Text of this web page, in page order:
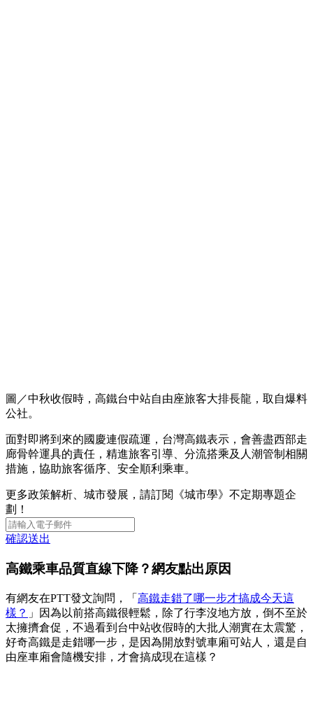
圖／中秋收假時，高鐵台中站自由座旅客大排長龍，取自爆料
公社。
面對即將到來的國慶連假疏運，台灣高鐵表示，會善盡西部走
廊骨幹運具的責任，精進旅客引導、分流搭乘及人潮管制相關
措施，協助旅客循序、安全順利乘車。
更多政策解析、城市發展，請訂閱《城市學》不定期專題企
劃！
確認送出
高鐵乘車品質直線下降？網友點出原因
有網友在PTT發文詢問，「 高鐵走錯了哪一步才搞成今天這
樣？ 」因為以前搭高鐵很輕鬆，除了行李沒地方放，倒不至於
太擁擠倉促，不過看到台中站收假時的大批人潮實在太震驚，
好奇高鐵是走錯哪一步，是因為開放對號車廂可站人，還是自
由座車廂會隨機安排，才會搞成現在這樣？